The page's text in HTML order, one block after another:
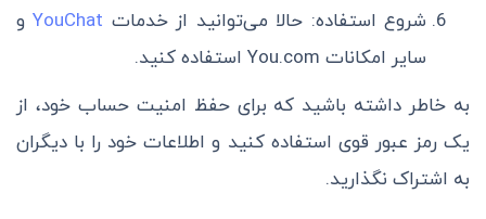
شروع استفاده: حالا می‌توانید از خدمات YouChatو
سایر امکانات You.com استفاده کنید.
به خاطر داشته باشید که برای حفظ امنیت حساب خود، از
یک رمز عبور قوی استفاده کنید و اطلاعات خود را با دیگران
به اشتراک نگذارید.